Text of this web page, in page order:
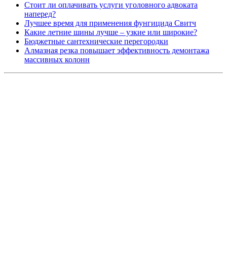
Стоит ли оплачивать услуги уголовного адвоката
наперед?
Лучшее время для применения фунгицида Свитч
Какие летние шины лучше – узкие или широкие?
Бюджетные сантехнические перегородки
Алмазная резка повышает эффективность демонтажа
массивных колонн